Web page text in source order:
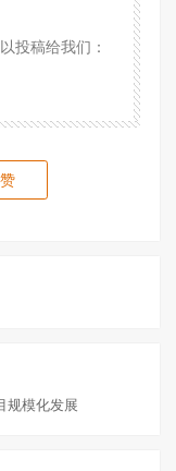
投稿给我们：
规模化发展